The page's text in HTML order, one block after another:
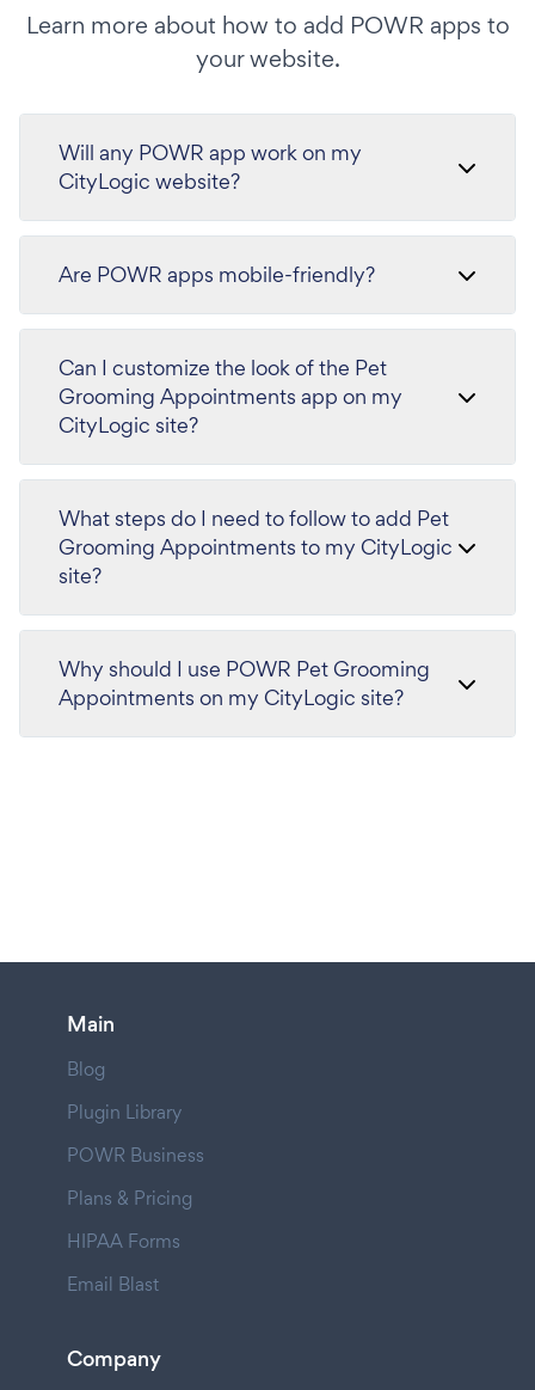
Learn more about how to add POWR apps to
your website.
Will any POWR app work on my
CityLogic website?
Are POWR apps mobile-friendly?
Can I customize the look of the Pet
Grooming Appointments app on my
CityLogic site?
What steps do I need to follow to add Pet
Grooming Appointments to my CityLogic
site?
Why should I use POWR Pet Grooming
Appointments on my CityLogic site?
Main
Blog
Plugin Library
POWR Business
Plans & Pricing
HIPAA Forms
Email Blast
Company